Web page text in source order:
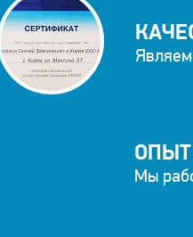
ОПЫТ
Мы